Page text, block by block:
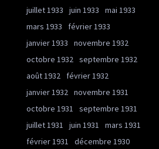
juillet 1933 juin 1933
mai 1933
mars 1933
février 1933
janvier 1933
novembre 1932
octobre 1932 septembre 1932
août 1932
février 1932
janvier 1932 novembre 1931
octobre 1931
septembre 1931
juillet 1931
juin 1931
mars 1931
février 1931
décembre 1930